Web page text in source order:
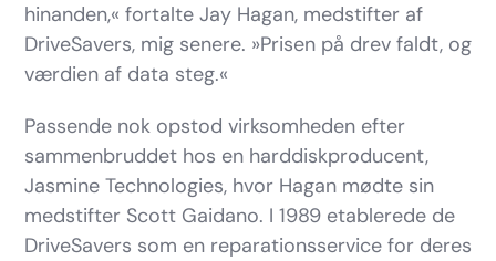
hinanden,« fortalte Jay Hagan, medstifter af
DriveSavers, mig senere. »Prisen på drev faldt, og
værdien af data steg.«
Passende nok opstod virksomheden efter
sammenbruddet hos en harddiskproducent,
Jasmine Technologies, hvor Hagan mødte sin
medstifter Scott Gaidano. I 1989 etablerede de
DriveSavers som en reparationsservice for deres